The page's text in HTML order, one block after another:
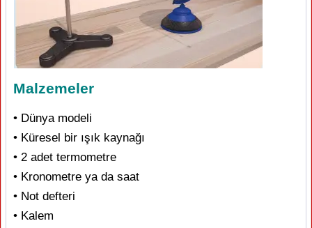
Malzemeler
• Dünya modeli
• Küresel bir ışık kaynağı
• 2 adet termometre
• Kronometre ya da saat
• Not defteri
• Kalem